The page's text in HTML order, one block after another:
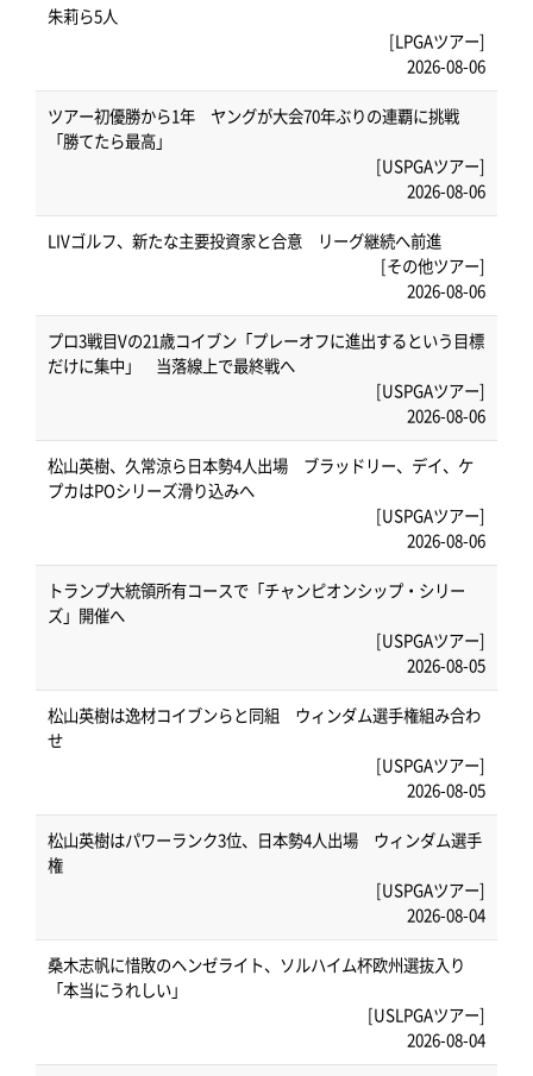
朱莉ら5人
[LPGAツアー]
2026-08-06
ツアー初優勝から1年 ヤングが大会70年ぶりの連覇に挑戦
「勝てたら最高」
[USPGAツアー]
2026-08-06
LIVゴルフ、新たな主要投資家と合意 リーグ継続へ前進
[その他ツアー]
2026-08-06
プロ3戦目Vの21歳コイブン「プレーオフに進出するという目標
だけに集中」 当落線上で最終戦へ
[USPGAツアー]
2026-08-06
松山英樹、久常涼ら日本勢4人出場 ブラッドリー、デイ、ケ
プカはPOシリーズ滑り込みへ
[USPGAツアー]
2026-08-06
トランプ大統領所有コースで「チャンピオンシップ・シリー
ズ」開催へ
[USPGAツアー]
2026-08-05
松山英樹は逸材コイブンらと同組 ウィンダム選手権組み合わ
せ
[USPGAツアー]
2026-08-05
松山英樹はパワーランク3位、日本勢4人出場 ウィンダム選手
権
[USPGAツアー]
2026-08-04
桑木志帆に惜敗のヘンゼライト、ソルハイム杯欧州選抜入り
「本当にうれしい」
[USLPGAツアー]
2026-08-04